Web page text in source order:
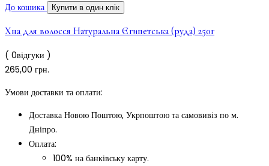
До кошика Купити в один клік
Хна для волосся Натуральна Єгипетська (руда) 250г
( 0відгуки )
265,00 грн.
Умови доставки та оплати:
Доставка Новою Поштою, Укрпоштою та самовивіз по м.
Дніпро.
Оплата:
100% на банківську карту.